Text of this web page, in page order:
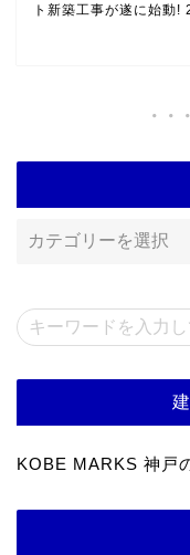
ト新築工事が遂に始動!
KOBE MARKS 神戸